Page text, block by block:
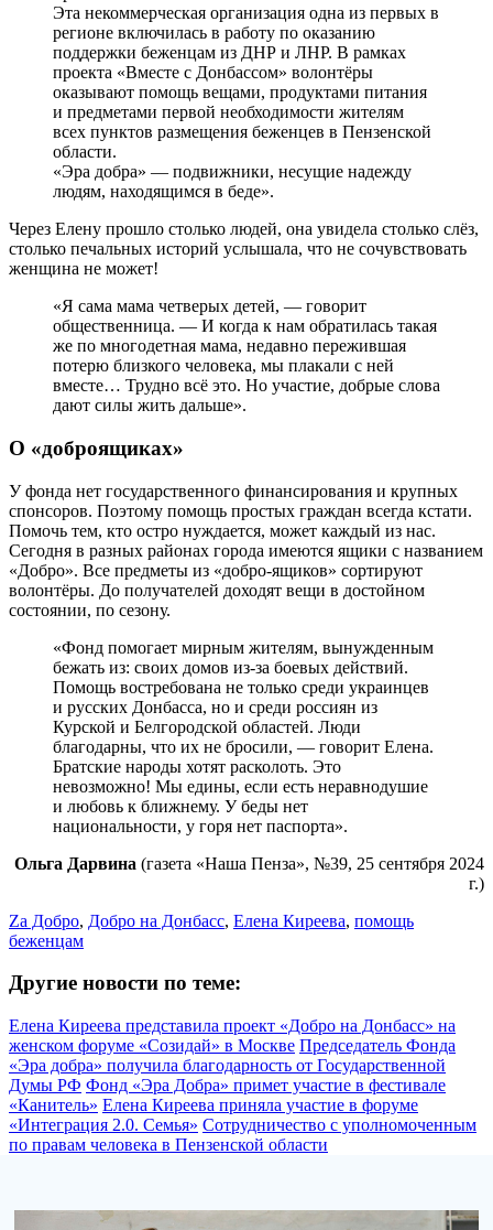
Эта некоммерческая организация одна из первых в
регионе включилась в работу по оказанию
поддержки беженцам из ДНР и ЛНР. В рамках
проекта «Вместе с Донбассом» волонтёры
оказывают помощь вещами, продуктами питания
и предметами первой необходимости жителям
всех пунктов размещения беженцев в Пензенской
области.
«Эра добра» — подвижники, несущие надежду
людям, находящимся в беде».
Через Елену прошло столько людей, она увидела столько слёз,
столько печальных историй услышала, что не сочувствовать
женщина не может!
«Я сама мама четверых детей, — говорит
общественница. — И когда к нам обратилась такая
же по многодетная мама, недавно пережившая
потерю близкого человека, мы плакали с ней
вместе… Трудно всё это. Но участие, добрые слова
дают силы жить дальше».
О «доброящиках»
У фонда нет государственного финансирования и крупных
спонсоров. Поэтому помощь простых граждан всегда кстати.
Помочь тем, кто остро нуждается, может каждый из нас.
Сегодня в разных районах города имеются ящики с названием
«Добро». Все предметы из «добро-ящиков» сортируют
волонтёры. До получателей доходят вещи в достойном
состоянии, по сезону.
«Фонд помогает мирным жителям, вынужденным
бежать из: своих домов из-за боевых действий.
Помощь востребована не только среди украинцев
и русских Донбасса, но и среди россиян из
Курской и Белгородской областей. Люди
благодарны, что их не бросили, — говорит Елена.
Братские народы хотят расколоть. Это
невозможно! Мы едины, если есть неравнодушие
и любовь к ближнему. У беды нет
национальности, у горя нет паспорта».
Ольга Дарвина (газета «Наша Пенза», №39, 25 сентября 2024
г.)
Zа Добро, Добро на Донбасс, Елена Киреева, помощь
беженцам
Другие новости по теме:
Елена Киреева представила проект «Добро на Донбасс» на
женском форуме «Созидай» в Москве Председатель Фонда
«Эра добра» получила благодарность от Государственной
Думы РФ Фонд «Эра Добра» примет участие в фестивале
«Канитель» Елена Киреева приняла участие в форуме
«Интеграция 2.0. Семья» Сотрудничество с уполномоченным
по правам человека в Пензенской области